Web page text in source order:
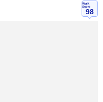
Walk
Score
98